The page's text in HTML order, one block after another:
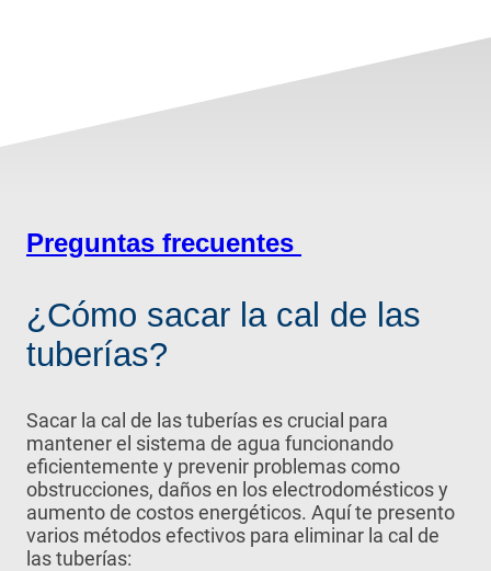
Preguntas frecuentes
¿Cómo sacar la cal de las
tuberías?
Sacar la cal de las tuberías es crucial para
mantener el sistema de agua funcionando
eficientemente y prevenir problemas como
obstrucciones, daños en los electrodomésticos y
aumento de costos energéticos. Aquí te presento
varios métodos efectivos para eliminar la cal de
las tuberías: